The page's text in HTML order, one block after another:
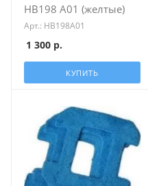
HB198 А01 (желтые)
Арт.: HB198A01
1 300 р.
КУПИТЬ